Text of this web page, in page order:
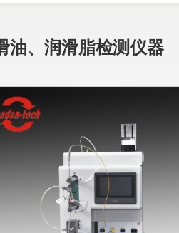
油、润滑脂检测仪器